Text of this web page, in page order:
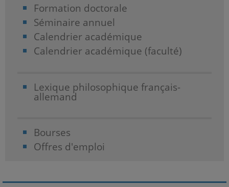
Formation doctorale
Séminaire annuel
Calendrier académique
Calendrier académique (faculté)
Lexique philosophique français-
allemand
Bourses
Offres d'emploi